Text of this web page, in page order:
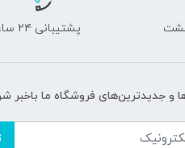
پشتیبانی ۲۴ ساعته
و جدیدترین‌های فروشگاه ما باخبر